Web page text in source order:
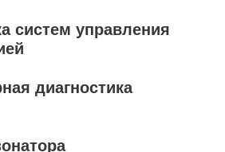
систем управления
диагностика